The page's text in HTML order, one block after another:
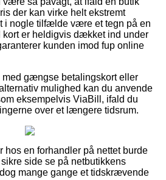
der kan virke helt ekstremt
i nogle tilfælde være et tegn på en
kort er heldigvis dækket ind under
kunden imod fup online
gængse betalingskort eller
mulighed kan du anvende
eksempelvis ViaBill, ifald du
over et længere tidsrum.
hos en forhandler på nettet burde
side se på netbutikkens
mange gange et tidskrævende